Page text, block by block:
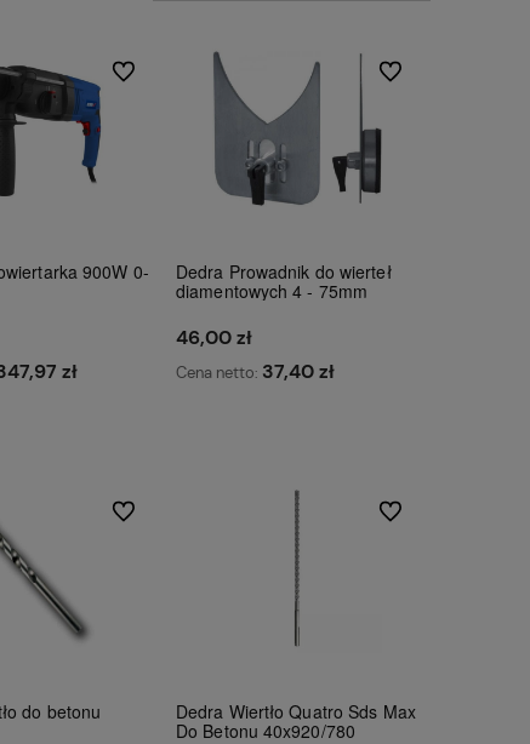
są
możesz
900W 0-
zł
Do ulubionych
Dedra Prowadnik do wierteł
diamentowych 4 - 75mm
46,00 zł
Cena netto: 37,40 zł
Do ulubionych
do betonu
Do ulubionych
Dedra Wiertło Quatro Sds Max
Do Betonu 40x920/780
Do ulubionych